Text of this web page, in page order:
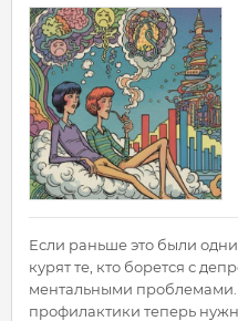
Если раньше это были
курят те, кто борется с
ментальными проблемами.
профилактики теперь